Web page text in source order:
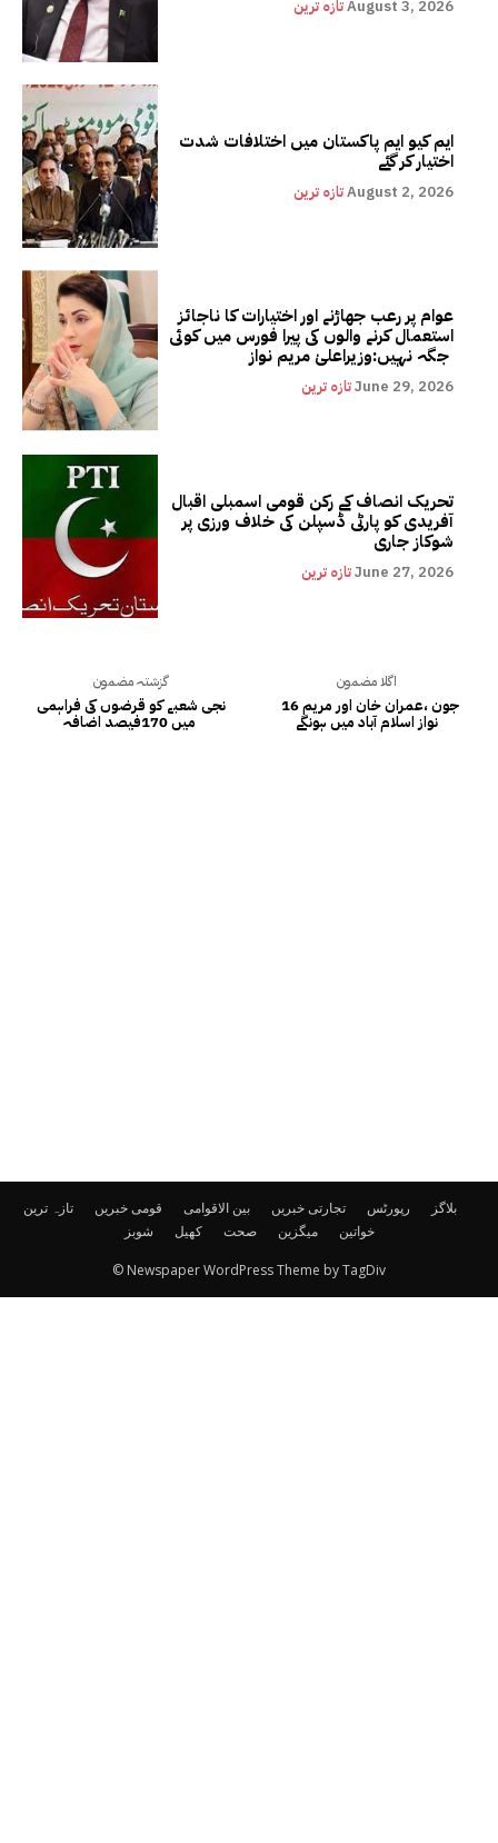
تازہ ترین قومی خبریں بین الاقوامی تجارتی خبریں رپورٹس
بلاگز
شوبز
کھیل صحت میگزین خواتین
© Newspaper WordPress Theme by TagDiv